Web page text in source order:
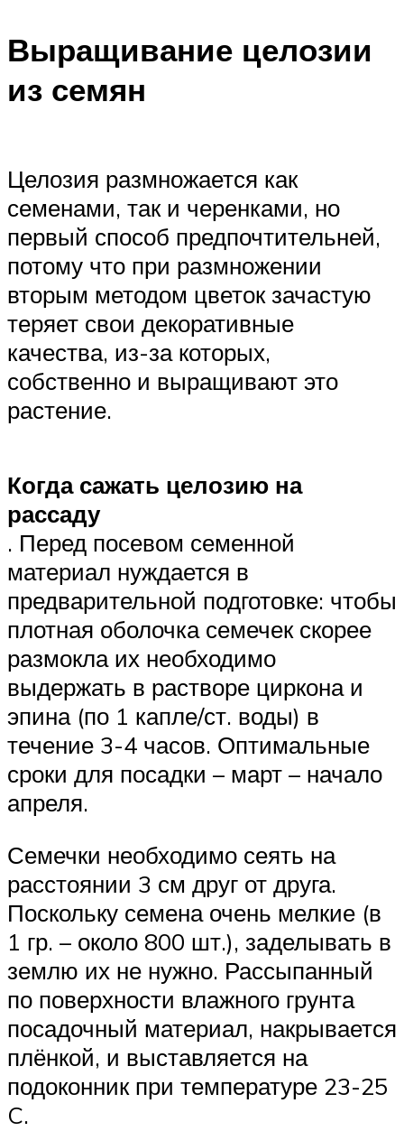
Выращивание целозии
из семян
Целозия размножается как
семенами, так и черенками, но
первый способ предпочтительней,
потому что при размножении
вторым методом цветок зачастую
теряет свои декоративные
качества, из-за которых,
собственно и выращивают это
растение.
Когда сажать целозию на
рассаду
. Перед посевом семенной
материал нуждается в
предварительной подготовке: чтобы
плотная оболочка семечек скорее
размокла их необходимо
выдержать в растворе циркона и
эпина (по 1 капле/ст. воды) в
течение 3-4 часов. Оптимальные
сроки для посадки – март – начало
апреля.
Семечки необходимо сеять на
расстоянии 3 см друг от друга.
Поскольку семена очень мелкие (в
1 гр. – около 800 шт.), заделывать в
землю их не нужно. Рассыпанный
по поверхности влажного грунта
посадочный материал, накрывается
плёнкой, и выставляется на
подоконник при температуре 23-25
C.